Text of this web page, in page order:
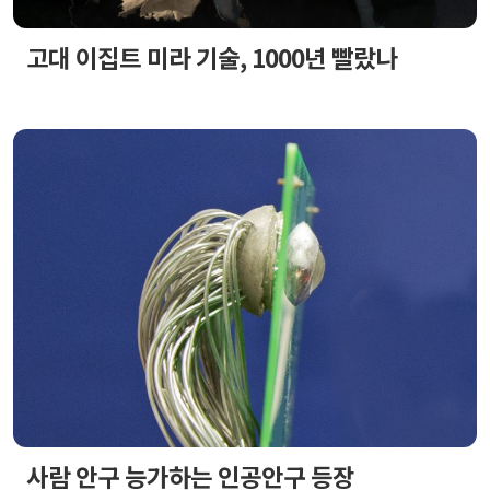
고대 이집트 미라 기술, 1000년 빨랐나
사람 안구 능가하는 인공안구 등장